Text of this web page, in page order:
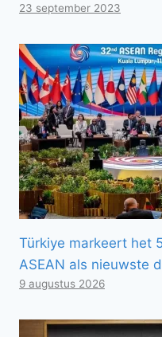
23 september 2023
Türkiye markeert het
ASEAN als nieuwste
9 augustus 2026